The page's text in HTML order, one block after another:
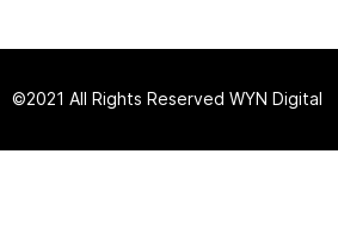
©2021 All Rights Reserved WYN Digital